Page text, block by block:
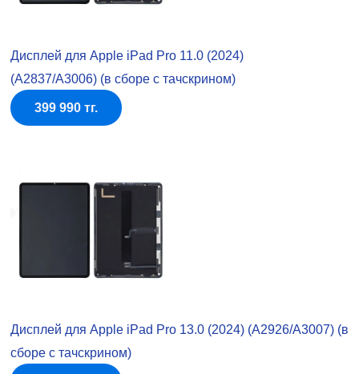
Дисплей для Apple iPad Pro 11.0 (2024)
(A2837/A3006) (в сборе с тачскрином)
399 990 тг.
Дисплей для Apple iPad Pro 13.0 (2024) (A2926/A3007) (в
сборе с тачскрином)